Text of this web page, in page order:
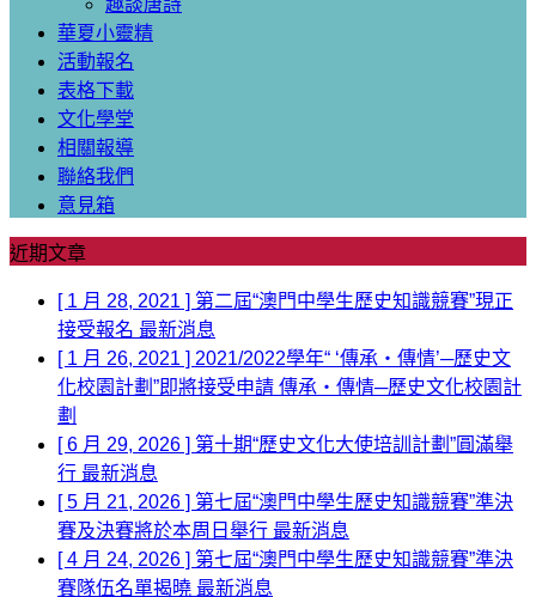
趣談唐詩
華夏小靈精
活動報名
表格下載
文化學堂
相關報導
聯絡我們
意見箱
近期文章
[ 1 月 28, 2021 ] 第二屆“澳門中學生歷史知識競賽”現正
接受報名 最新消息
[ 1 月 26, 2021 ] 2021/2022學年“ ‘傳承‧傳情’─歷史文
化校園計劃”即將接受申請 傳承‧傳情─歷史文化校園計
劃
[ 6 月 29, 2026 ] 第十期“歷史文化大使培訓計劃”圓滿舉
行 最新消息
[ 5 月 21, 2026 ] 第七屆“澳門中學生歷史知識競賽”準決
賽及決賽將於本周日舉行 最新消息
[ 4 月 24, 2026 ] 第七屆“澳門中學生歷史知識競賽”準決
賽隊伍名單揭曉 最新消息